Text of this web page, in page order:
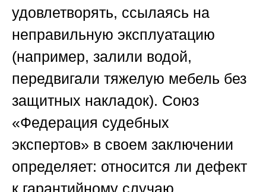
удовлетворять, ссылаясь на
неправильную эксплуатацию
(например, залили водой,
передвигали тяжелую мебель без
защитных накладок). Союз
«Федерация судебных
экспертов» в своем заключении
определяет: относится ли дефект
к гарантийному случаю